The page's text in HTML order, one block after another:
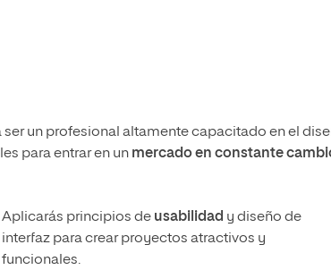
un profesional altamente capacitado en el
para entrar en un mercado en constante
Aplicarás principios de usabilidad y diseño de
interfaz para crear proyectos atractivos y
funcionales.